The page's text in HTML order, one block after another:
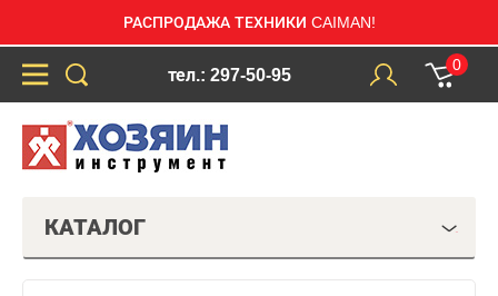
РАСПРОДАЖА ТЕХНИКИ CAIMAN!
тел.: 297-50-95
0
КАТАЛОГ